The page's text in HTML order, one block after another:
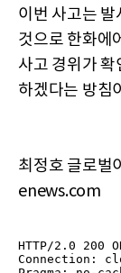
이번 사고는
것으로 한화에
사고 경위가 확
하겠다는 방침
최정호 글로
enews.com